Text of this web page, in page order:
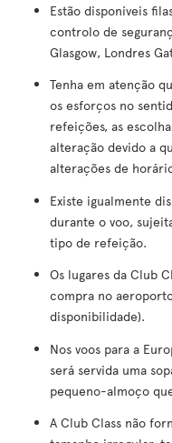
Estão disponíveis
controlo de
Glasgow, Londres
Tenha em atenção
os esforços no
refeições, as
alteração devido a
alterações de
Existe igualmente
durante o voo,
tipo de refeição.
Os lugares da Club
compra no
disponibilidade).
Nos voos para a
será servida uma
pequeno-almoço
A Club Class não